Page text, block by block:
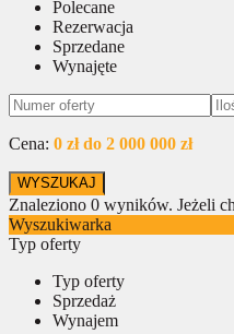
Polecane
Rezerwacja
Sprzedane
Wynajęte
Cena: 0 zł do 2 000 000 zł
Znaleziono 0 wyników. Jeżeli
Wyszukiwarka
Typ oferty
Typ oferty
Sprzedaż
Wynajem